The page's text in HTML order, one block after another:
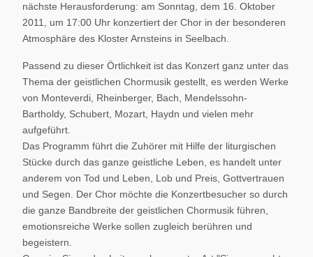
nächste Herausforderung: am Sonntag, dem 16. Oktober
2011, um 17:00 Uhr konzertiert der Chor in der besonderen
Atmosphäre des Kloster Arnsteins in Seelbach.
Passend zu dieser Örtlichkeit ist das Konzert ganz unter das
Thema der geistlichen Chormusik gestellt, es werden Werke
von Monteverdi, Rheinberger, Bach, Mendelssohn-
Bartholdy, Schubert, Mozart, Haydn und vielen mehr
aufgeführt.
Das Programm führt die Zuhörer mit Hilfe der liturgischen
Stücke durch das ganze geistliche Leben, es handelt unter
anderem von Tod und Leben, Lob und Preis, Gottvertrauen
und Segen. Der Chor möchte die Konzertbesucher so durch
die ganze Bandbreite der geistlichen Chormusik führen,
emotionsreiche Werke sollen zugleich berühren und
begeistern.